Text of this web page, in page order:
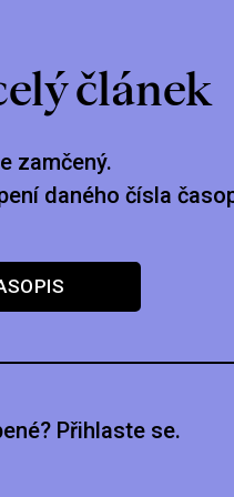
článek
zamčený.
daného čísla
Přihlaste se.